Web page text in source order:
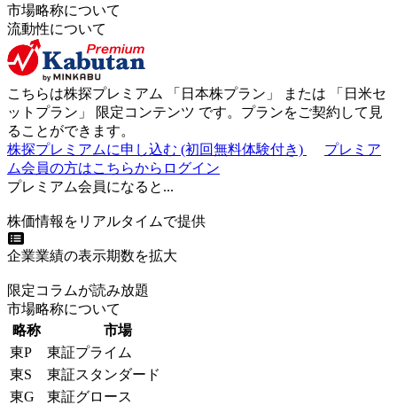
市場略称について
流動性について
こちらは株探プレミアム 「 日本株プラン 」 または 「 日米セ
ットプラン 」 限定コンテンツ です。プランをご契約して見
ることができます。
株探プレミアムに申し込む (初回無料体験付き)
プレミア
ム会員の方はこちらからログイン
プレミアム会員になると...
株価情報をリアルタイムで提供
企業業績の表示期数を拡大
限定コラムが読み放題
市場略称について
略称
市場
東P
東証プライム
東S
東証スタンダード
東G
東証グロース